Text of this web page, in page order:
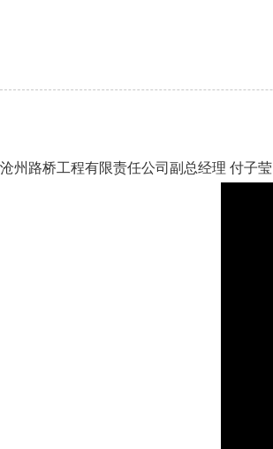
沧州路桥工程有限责任公司副总经理 付子莹